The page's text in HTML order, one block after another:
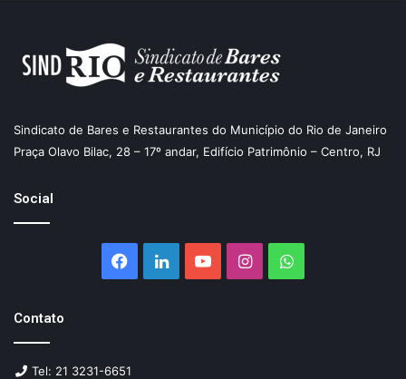
Sindicato de Bares e Restaurantes do Município do Rio de Janeiro
Praça Olavo Bilac, 28 – 17º andar, Edifício Patrimônio – Centro, RJ
Social
Facebook
LinkedinYouTubeInstagramWhatsApp
Contato
Tel: 21 3231-6651